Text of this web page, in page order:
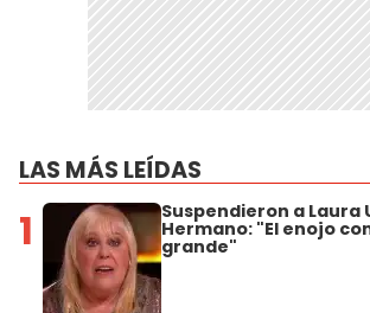
LAS MÁS LEÍDAS
1 Suspendieron a Laura
Hermano: "El enojo
grande"